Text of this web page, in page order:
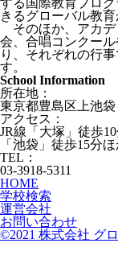
する国際教育プロ
きるグローバル教育
そのほか、アカデ
会、合唱コンクー
り、それぞれの行
す。
School Information
所在地：
東京都豊島区上池袋
アクセス：
JR線「大塚」徒歩
「池袋」徒歩15分
TEL：
03-3918-5311
HOME
学校検索
運営会社
お問い合わせ
©2021 株式会社 グ